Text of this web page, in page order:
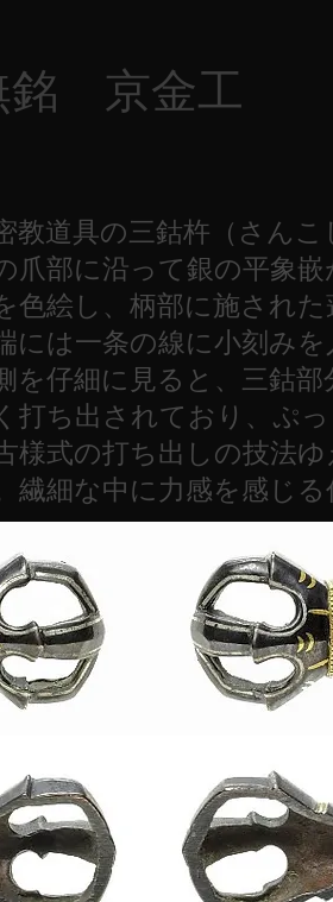
銘 京金工
教道具の三鈷杵（さんこ
爪部に沿って銀の平象
色絵し、柄部に施され
には一条の線に小刻み
を仔細に見ると、三鈷
打ち出されており、ぷ
様式の打ち出しの技法
繊細な中に力感を感じる